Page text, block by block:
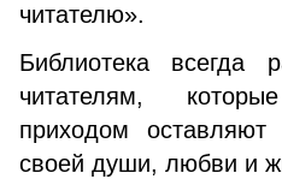
читателю».
Библиотека всегда
читателям,
приходом оставляют
своей души, любви и